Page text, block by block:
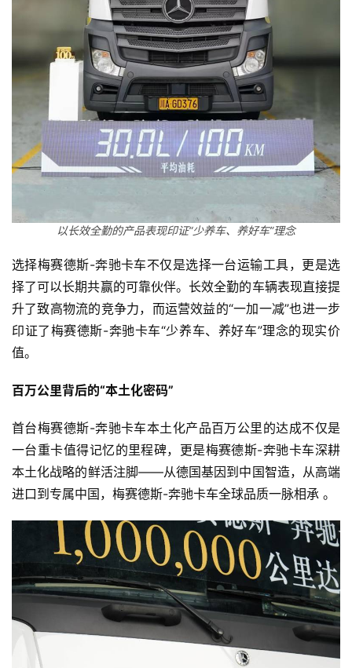
首
页
独
资
讯
视
专
题
登录
以长效全勤的产品表现印证“少养车、养好车”理念
选择梅赛德斯-奔驰卡车不仅是选择一台运输工具，更是选
择了可以长期共赢的可靠伙伴。长效全勤的车辆表现直接提
升了致高物流的竞争力，而运营效益的“一加一减”也进一步
印证了梅赛德斯-奔驰卡车“少养车、养好车”理念的现实价
值。
百万公里背后的“本土化密码”
首台梅赛德斯-奔驰卡车本土化产品百万公里的达成不仅是
一台重卡值得记忆的里程碑，更是梅赛德斯-奔驰卡车深耕
本土化战略的鲜活注脚——从德国基因到中国智造，从高端
进口到专属中国，梅赛德斯-奔驰卡车全球品质一脉相承 。